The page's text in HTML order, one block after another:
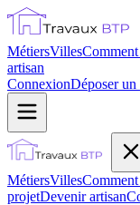
MétiersVilles
artisan
ConnexionDéposer un
MétiersVilles
projetDevenir artisan